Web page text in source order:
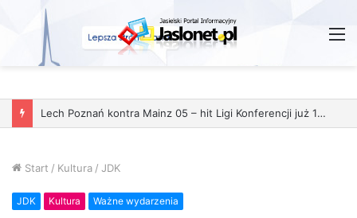
Start / Kultura / JDK
JDK Kultura Ważne wydarzenia